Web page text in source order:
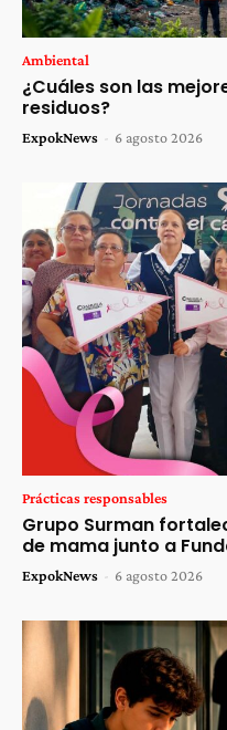
Ambiental
¿Cuáles son las
residuos?
ExpokNews - 6 agosto 2026
Prácticas responsables
Grupo Surman
de mama junto a
ExpokNews - 6 agosto 2026